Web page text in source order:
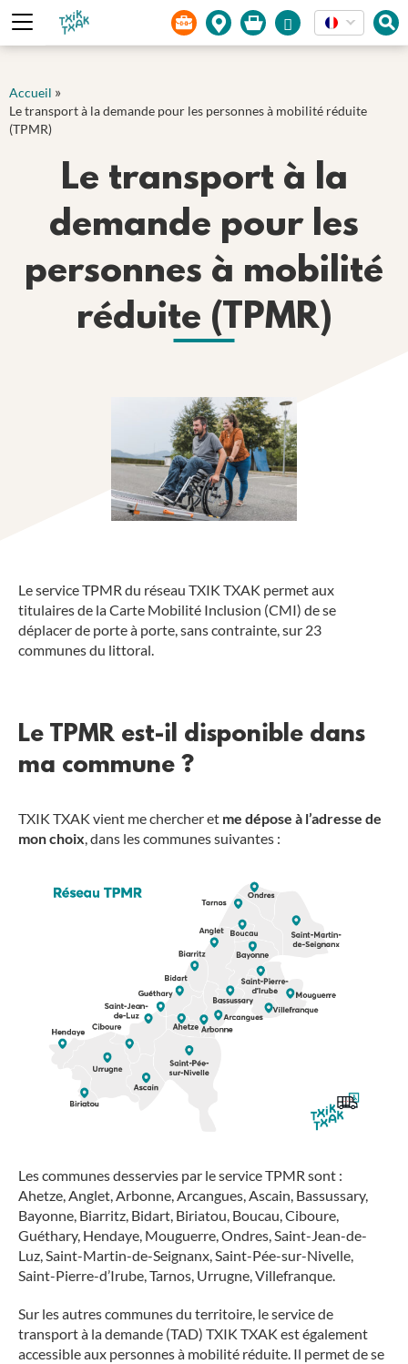
Panneau de gestion des cookies
Accueil »
Le transport à la demande pour les personnes à mobilité réduite
(TPMR)
Le transport à la
demande pour les
personnes à mobilité
réduite (TPMR)
Le service TPMR du réseau TXIK TXAK permet aux
titulaires de la Carte Mobilité Inclusion (CMI) de se
déplacer de porte à porte, sans contrainte, sur 23
communes du littoral.
Le TPMR est-il disponible dans
ma commune ?
TXIK TXAK vient me chercheret me dépose à l’adresse de
mon choix , dans les communes suivantes :
Les communes desservies par le service TPMR sont :
Ahetze, Anglet, Arbonne, Arcangues, Ascain, Bassussary,
Bayonne, Biarritz, Bidart, Biriatou, Boucau, Ciboure,
Guéthary, Hendaye, Mouguerre, Ondres, Saint-Jean-de-
Luz, Saint-Martin-de-Seignanx, Saint-Pée-sur-Nivelle,
Saint-Pierre-d’Irube, Tarnos, Urrugne, Villefranque.
Sur les autres communes du territoire, le service de
transport à la demande (TAD) TXIK TXAK est également
accessible aux personnes à mobilité réduite. Il permet de se